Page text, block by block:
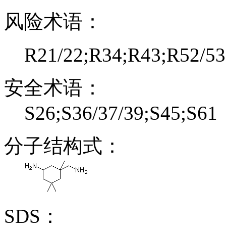
风险术语：
R21/22;R34;R43;R52/53
安全术语：
S26;S36/37/39;S45;S61
分子结构式：
SDS：